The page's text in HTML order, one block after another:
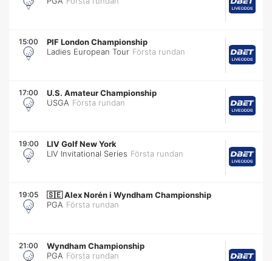
15:00
PIF London Championship
Ladies European Tour Första rundan
17:00
U.S. Amateur Championship
USGA Första rundan
19:00
LIV Golf New York
LIV Invitational Series Första rundan
19:05 🇸🇪Alex Norén i Wyndham Championship
PGA Första rundan
21:00
Wyndham Championship
PGA Första rundan